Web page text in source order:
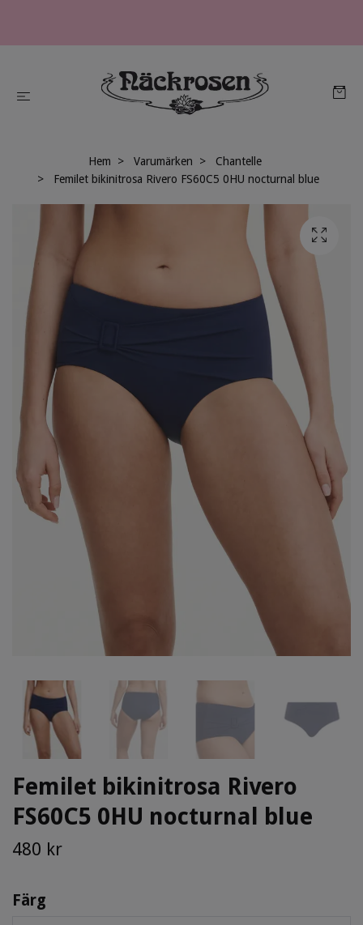
Hem Varumärken
Chantelle
Femilet bikinitrosa Rivero FS60C5 0HU nocturnal blue
Femilet bikinitrosa Rivero
FS60C5 0HU nocturnal blue
480 kr
Färg